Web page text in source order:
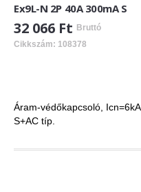
ÁRLISTA
Ex9L-N 2P 40A 300mA S
32 066 Ft Bruttó
Cikkszám: 108378
Áram-védőkapcsoló,
S+AC típ.